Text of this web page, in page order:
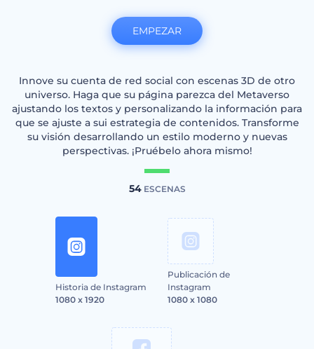
Innove su cuenta de red social con escenas 3D de otro
universo. Haga que su página parezca del Metaverso
ajustando los textos y personalizando la información para
que se ajuste a sui estrategia de contenidos. Transforme
su visión desarrollando un estilo moderno y nuevas
perspectivas. ¡Pruébelo ahora mismo!
54ESCENAS
Historia de Instagram
1080 x 1920
Publicación de
Instagram
1080 x 1080
EMPEZAR